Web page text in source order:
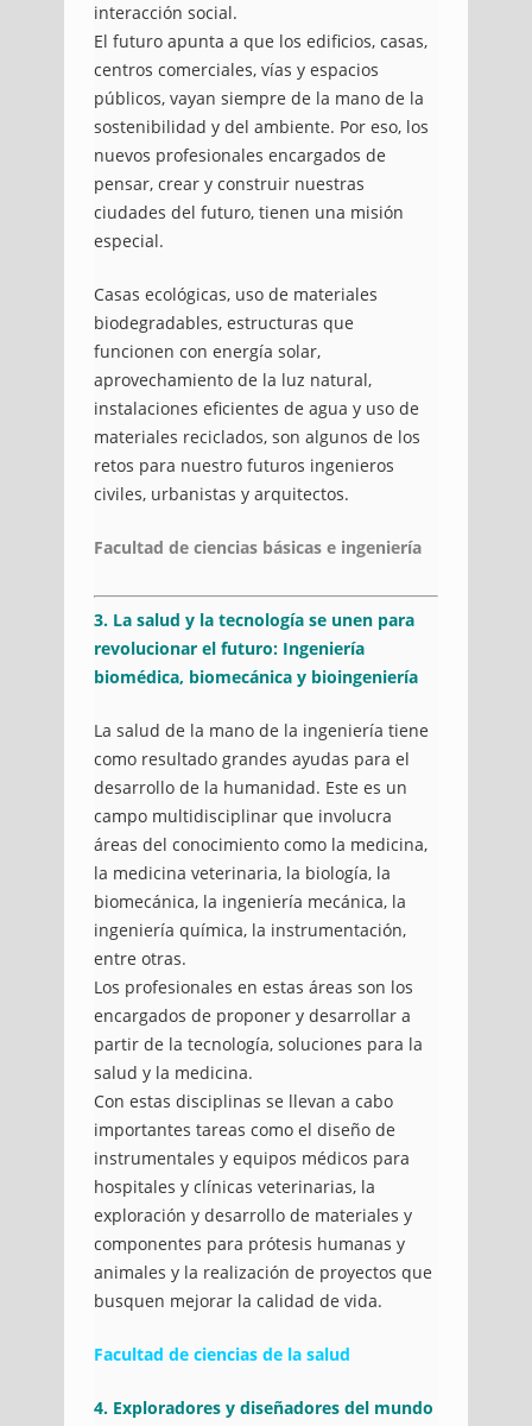
interacción social.
El futuro apunta a que los edificios, casas,
centros comerciales, vías y espacios
públicos, vayan siempre de la mano de la
sostenibilidad y del ambiente. Por eso, los
nuevos profesionales encargados de
pensar, crear y construir nuestras
ciudades del futuro, tienen una misión
especial.
Casas ecológicas, uso de materiales
biodegradables, estructuras que
funcionen con energía solar,
aprovechamiento de la luz natural,
instalaciones eficientes de agua y uso de
materiales reciclados, son algunos de los
retos para nuestro futuros ingenieros
civiles, urbanistas y arquitectos.
Facultad de ciencias básicas e ingeniería
3. La salud y la tecnología se unen para
revolucionar el futuro: Ingeniería
biomédica, biomecánica y bioingeniería
La salud de la mano de la ingeniería tiene
como resultado grandes ayudas para el
desarrollo de la humanidad. Este es un
campo multidisciplinar que involucra
áreas del conocimiento como la medicina,
la medicina veterinaria, la biología, la
biomecánica, la ingeniería mecánica, la
ingeniería química, la instrumentación,
entre otras.
Los profesionales en estas áreas son los
encargados de proponer y desarrollar a
partir de la tecnología, soluciones para la
salud y la medicina.
Con estas disciplinas se llevan a cabo
importantes tareas como el diseño de
instrumentales y equipos médicos para
hospitales y clínicas veterinarias, la
exploración y desarrollo de materiales y
componentes para prótesis humanas y
animales y la realización de proyectos que
busquen mejorar la calidad de vida.
Facultad de ciencias de la salud
4. Exploradores y diseñadores del mundo